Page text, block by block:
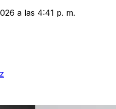
a las 4:41 p. m.